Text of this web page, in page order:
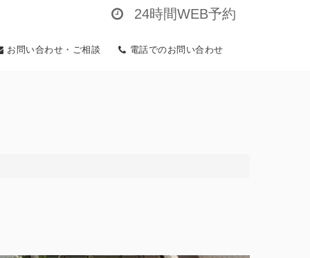
24時間WEB予約
お問い合わせ・ご相談 電話でのお問い合わせ